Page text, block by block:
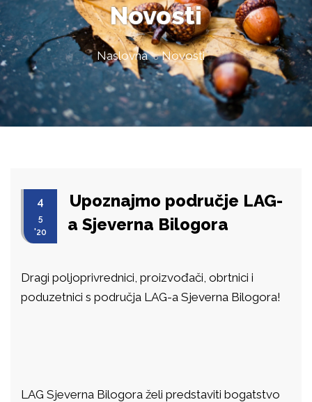
Novosti
Naslovna Novosti
4
5
'20
Upoznajmo područje LAG-
a Sjeverna Bilogora
Dragi poljoprivrednici, proizvođači, obrtnici i
poduzetnici s područja LAG-a Sjeverna Bilogora!
LAG Sjeverna Bilogora želi predstaviti bogatstvo